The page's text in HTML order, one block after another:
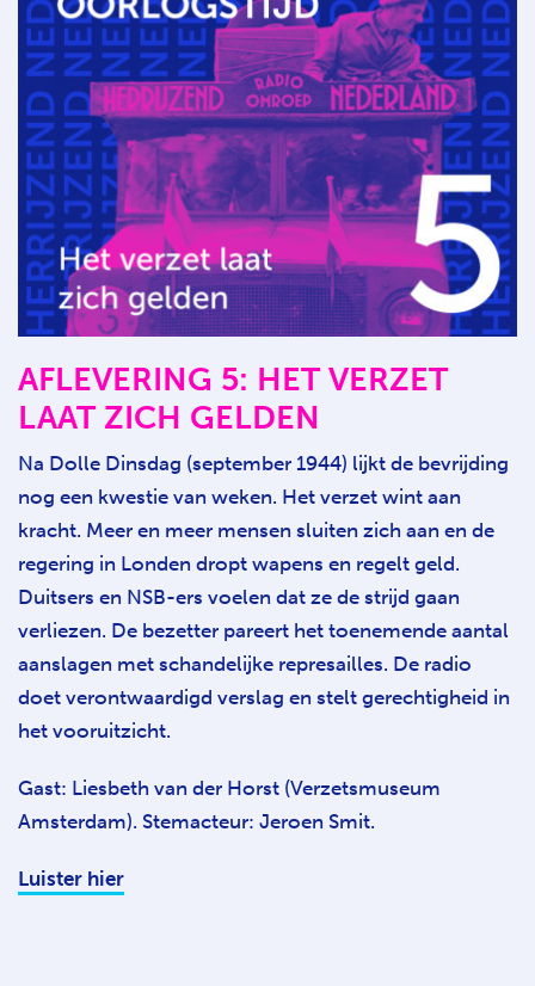
AFLEVERING 5: HET VERZET
LAAT ZICH GELDEN
Na Dolle Dinsdag (september 1944) lijkt de bevrijding
nog een kwestie van weken. Het verzet wint aan
kracht. Meer en meer mensen sluiten zich aan en de
regering in Londen dropt wapens en regelt geld.
Duitsers en NSB-ers voelen dat ze de strijd gaan
verliezen. De bezetter pareert het toenemende aantal
aanslagen met schandelijke represailles. De radio
doet verontwaardigd verslag en stelt gerechtigheid in
het vooruitzicht.
Gast: Liesbeth van der Horst (Verzetsmuseum
Amsterdam). Stemacteur: Jeroen Smit.
Luister hier